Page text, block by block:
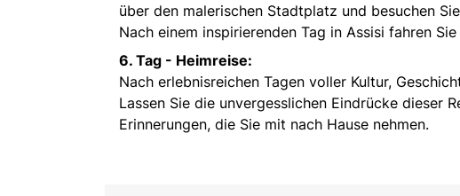
über den malerischen Stadtplatz und besuchen
Nach einem inspirierenden Tag in Assisi fahren
6. Tag - Heimreise:
Nach erlebnisreichen Tagen voller Kultur,
Lassen Sie die unvergesslichen Eindrücke dieser
Erinnerungen, die Sie mit nach Hause nehmen.